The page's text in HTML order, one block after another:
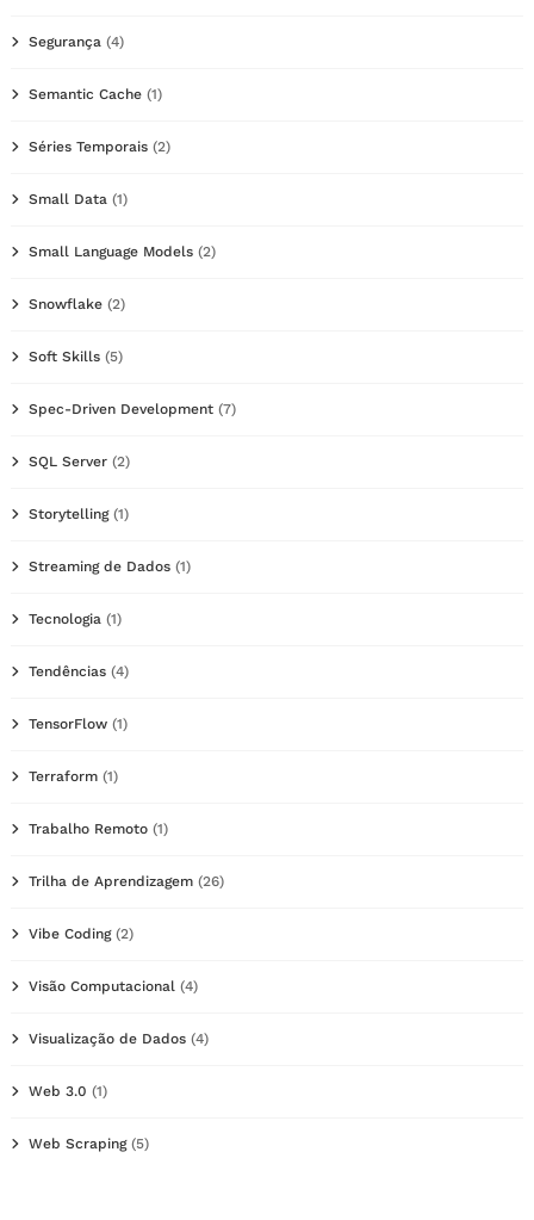
Segurança (4)
Semantic Cache (1)
Séries Temporais (2)
Small Data (1)
Small Language Models (2)
Snowflake (2)
Soft Skills (5)
Spec-Driven Development (7)
SQL Server (2)
Storytelling(1)
Streaming de Dados (1)
Tecnologia (1)
Tendências (4)
TensorFlow (1)
Terraform (1)
Trabalho Remoto (1)
Trilha de Aprendizagem (26)
Vibe Coding(2)
Visão Computacional (4)
Visualização de Dados (4)
Web 3.0 (1)
Web Scraping(5)